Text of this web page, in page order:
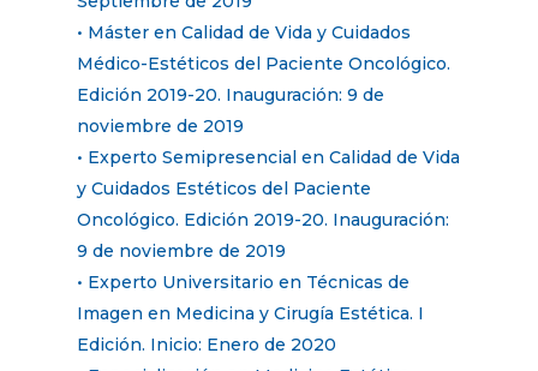
• Máster en Calidad de Vida y Cuidados
Médico-Estéticos del Paciente Oncológico.
Edición 2019-20. Inauguración: 9 de
noviembre de 2019
• Experto Semipresencial en Calidad de Vida
y Cuidados Estéticos del Paciente
Oncológico. Edición 2019-20. Inauguración:
9 de noviembre de 2019
• Experto Universitario en Técnicas de
Imagen en Medicina y Cirugía Estética. I
Edición. Inicio: Enero de 2020